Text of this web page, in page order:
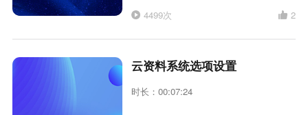
4499次 2
云资料系统选项设置
时长：00:07:24